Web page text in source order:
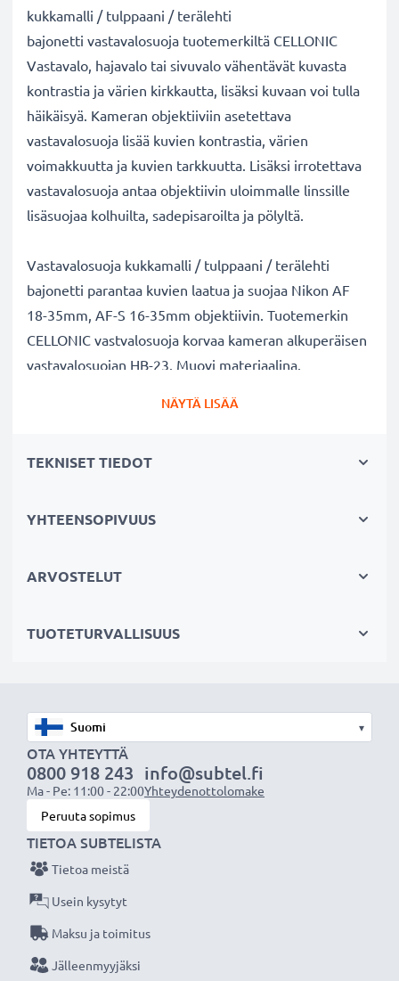
kukkamalli / tulppaani / terälehti
bajonetti vastavalosuoja tuotemerkiltä CELLONIC
Vastavalo, hajavalo tai sivuvalo vähentävät kuvasta
kontrastia ja värien kirkkautta, lisäksi kuvaan voi tulla
häikäisyä. Kameran objektiiviin asetettava
vastavalosuoja lisää kuvien kontrastia, värien
voimakkuutta ja kuvien tarkkuutta. Lisäksi irrotettava
vastavalosuoja antaa objektiivin uloimmalle linssille
lisäsuojaa kolhuilta, sadepisaroilta ja pölyltä.
Vastavalosuoja kukkamalli / tulppaani / terälehti
bajonetti parantaa kuvien laatua ja suojaa Nikon AF
18-35mm, AF-S 16-35mm objektiivin. Tuotemerkin
CELLONIC vastvalosuoja korvaa kameran alkuperäisen
vastavalosuojan HB-23. Muovi materiaalina.
✔ 100% yhteensopiva Nikon kameraan
✔ Sopii objektiiveihin: zoomobjektiivi, teleobjektiivi,
ja iskuilta
✔ Vastavalosuoja muotokuva- ja teleobjektiiveille
✔ Voidaan yhdistää linssisuojukseen, objektiivin
suojukseen tai suotimiin
✔ Muotoiltu bajonetti-vastavalosuoja
bajonettikiinnityksellä, sopii vain tiettyihin
objektiiveihin
Tekniset tiedot:
Materiaali: Muovi
Muoto:kukkamalli / tulppaani / terälehti
NÄYTÄ LISÄÄ
TEKNISET TIEDOT
YHTEENSOPIVUUS
ARVOSTELUT
TUOTETURVALLISUUS
▾
OTA YHTEYTTÄ
0800 918 243
Ma - Pe: 11:00 - 22:00
info@subtel.fi
Yhteydenottolomake
Peruuta sopimus
TIETOA SUBTELISTA
Tietoa meistä
Usein kysytyt
Maksu ja toimitus
Jälleenmyyjäksi